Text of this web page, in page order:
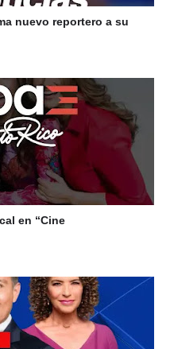
nuevo reportero a su
en “Cine